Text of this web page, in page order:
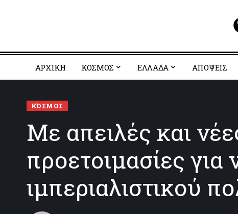
ΑΡΧΙΚΗ ΚΟΣΜΟΣ EΛΛΑΔΑ ΑΠΟΨΕΙΣ
ΚΌΣΜΟΣ
Με απειλές και
προετοιμασίες
ιμπεριαλιστικού